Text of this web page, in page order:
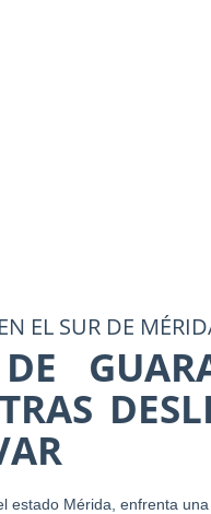
EL SUR DE
el estado Mérida, enfrenta